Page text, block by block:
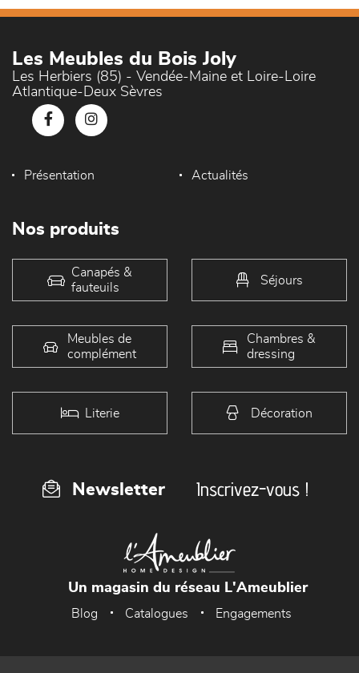
Les Meubles du Bois Joly
Les Herbiers (85) - Vendée-Maine et Loire-Loire
Atlantique-Deux Sèvres
Présentation Actualités
Nos produits
Canapés &
fauteuils
Séjours
Meubles de
complément
Chambres &
dressing
Literie Décoration
Newsletter Inscrivez-vous !
Un magasin du réseau L'Ameublier
Blog Catalogues Engagements